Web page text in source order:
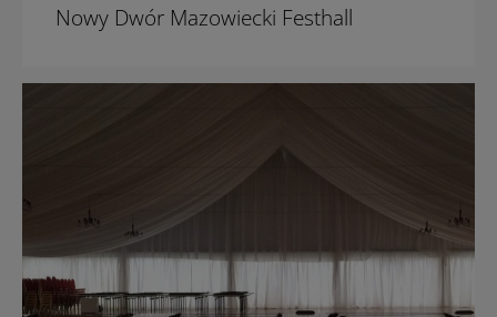
Nowy Dwór Mazowiecki Festhall